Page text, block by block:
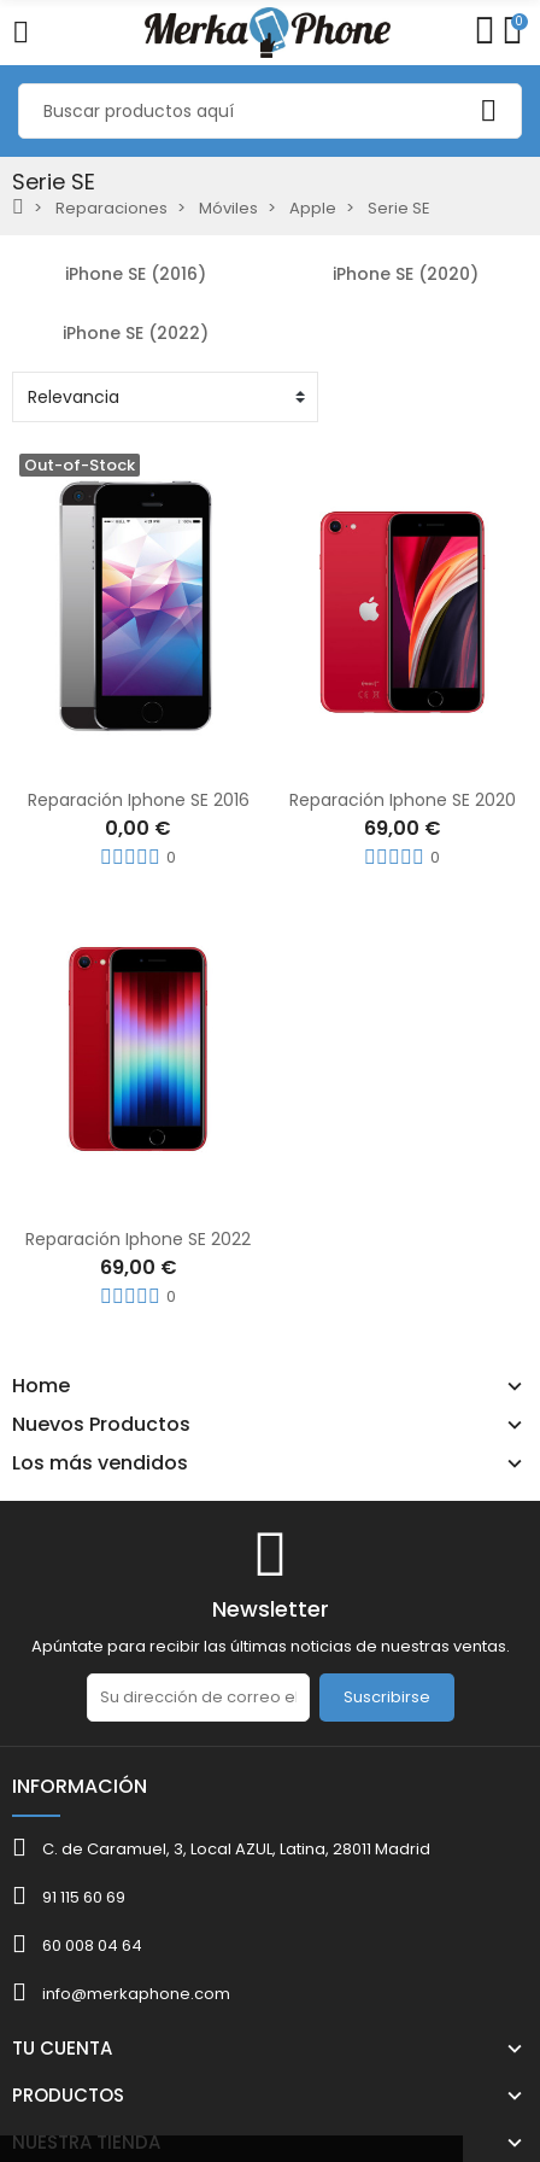
0
Serie SE
Reparaciones Móviles Apple Serie SE
Home
Nuevos Productos
Los más vendidos
iPhone SE (2016) iPhone SE (2020)
iPhone SE (2022)
Out-of-Stock
Reparación Iphone SE 2016
0,00 €
0
Reparación Iphone SE 2020
69,00 €
0
Reparación Iphone SE 2022
69,00 €
0
Newsletter
Apúntate para recibir las últimas noticias de nuestras ventas.
Suscribirse
INFORMACIÓN
C. de Caramuel, 3, Local AZUL, Latina, 28011 Madrid
91 115 60 69
60 008 04 64
info@merkaphone.com
TU CUENTA
PRODUCTOS
NUESTRA TIENDA